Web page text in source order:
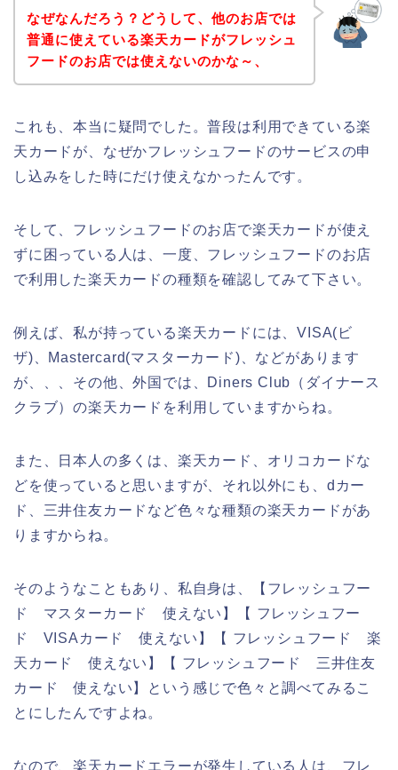
なぜなんだろう？どうして、他のお店では
普通に使えている楽天カードがフレッシュ
フードのお店では使えないのかな～、
これも、本当に疑問でした。普段は利用できている楽
天カードが、なぜかフレッシュフードのサービスの申
し込みをした時にだけ使えなかったんです。
そして、フレッシュフードのお店で楽天カードが使え
ずに困っている人は、一度、フレッシュフードのお店
で利用した楽天カードの種類を確認してみて下さい。
例えば、私が持っている楽天カードには、VISA(ビ
ザ)、Mastercard(マスターカード)、などがあります
が、、、その他、外国では、Diners Club（ダイナース
クラブ）の楽天カードを利用していますからね。
また、日本人の多くは、楽天カード、オリコカードな
どを使っていると思いますが、それ以外にも、dカー
ド、三井住友カードなど色々な種類の楽天カードがあ
りますからね。
そのようなこともあり、私自身は、【フレッシュフー
ド マスターカード 使えない】【 フレッシュフー
ド VISAカード 使えない】【 フレッシュフード 楽
天カード 使えない】【 フレッシュフード 三井住友
カード 使えない】という感じで色々と調べてみるこ
とにしたんですよね。
なので、楽天カードエラーが発生している人は、フレ